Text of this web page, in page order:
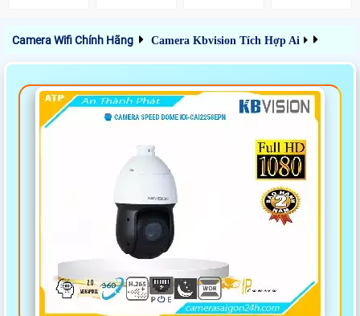
Camera Wifi Chính Hãng Camera Kbvision Tích Hợp Ai